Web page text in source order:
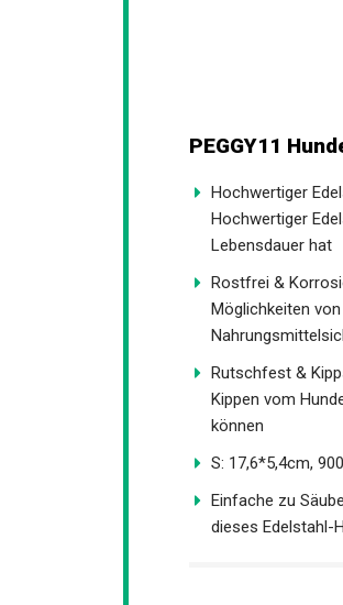
PEGGY11
Hochwertiger
Hochwertiger
Lebensdauer hat
Rostfrei &
Möglichkeiten
Rutschfest &
Kippen vom
können
S: 17,6*5,4cm,
Einfache zu
dieses Edelstahl-